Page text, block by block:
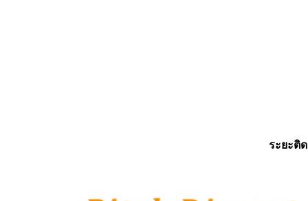
ระยะติ